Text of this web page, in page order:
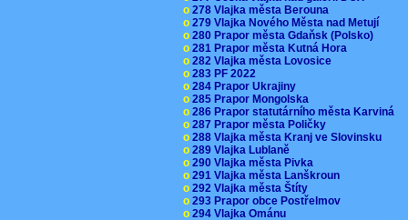
o 278 Vlajka města Berouna
o 279 Vlajka Nového Města nad Metují
o 280 Prapor města Gdaňsk (Polsko)
o 281 Prapor města Kutná Hora
o 282 Vlajka města Lovosice
o 283 PF 2022
o 284 Prapor Ukrajiny
o 285 Prapor Mongolska
o 286 Prapor statutárního města Karviná
o 287 Prapor města Poličky
o 288 Vlajka města Kranj ve Slovinsku
o 289 Vlajka Lublaně
o 290 Vlajka města Pivka
o 291 Vlajka města Lanškroun
o 292 Vlajka města Štíty
o 293 Prapor obce Postřelmov
o 294 Vlajka Ománu